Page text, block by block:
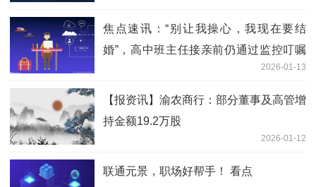
焦点速讯：“别让我操心，我现在要结
婚”，高中班主任接亲前仍通过监控叮嘱
学生，网友：爱操心的班主任抽空结了个
婚
2026-01-13
【报资讯】渝农商行：部分董事及高管增
持金额19.2万股
2026-01-12
联通元景，职场好帮手！ 看点